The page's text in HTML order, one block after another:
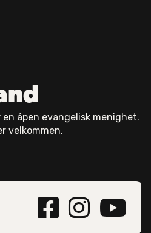
åpen evangelisk menighet.
velkommen.
  